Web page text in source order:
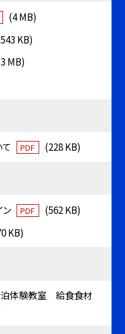
(4 MB)
KB)
MB)
PDF (228 KB)
ン PDF
(562 KB)
KB)
泊体験教室 給食食材